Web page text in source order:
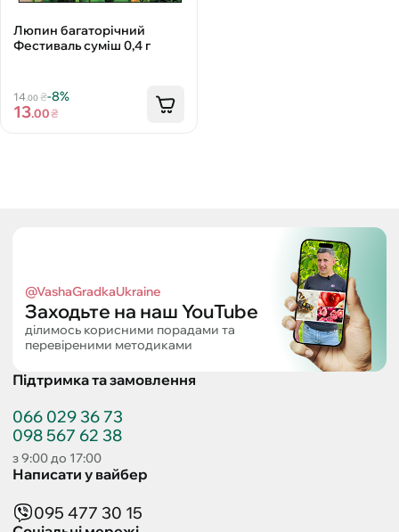
Люпин багаторічний
Фестиваль суміш 0,4 г
14.00₴-8%
13.00₴
@VashaGradkaUkraine
Заходьте на наш YouTube
ділимось корисними порадами та
перевіреними методиками
Підтримка та замовлення
066 029 36 73
098 567 62 38
з 9:00 до 17:00
Написати у вайбер
095 477 30 15